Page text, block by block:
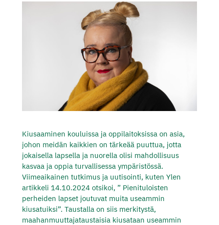
Kiusaaminen kouluissa ja oppilaitoksissa on asia,
johon meidän kaikkien on tärkeää puuttua, jotta
jokaisella lapsella ja nuorella olisi mahdollisuus
kasvaa ja oppia turvallisessa ympäristössä.
Viimeaikainen tutkimus ja uutisointi, kuten Ylen
artikkeli 14.10.2024 otsikoi, ” Pienituloisten
perheiden lapset joutuvat muita useammin
kiusatuiksi”. Taustalla on siis merkitystä,
maahanmuuttajataustaisia kiusataan useammin